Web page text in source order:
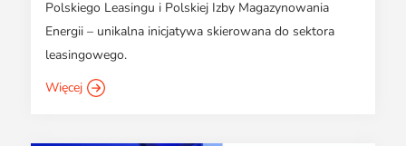
Polskiego Leasingu i Polskiej Izby Magazynowania
Energii – unikalna inicjatywa skierowana do sektora
leasingowego.
Więcej